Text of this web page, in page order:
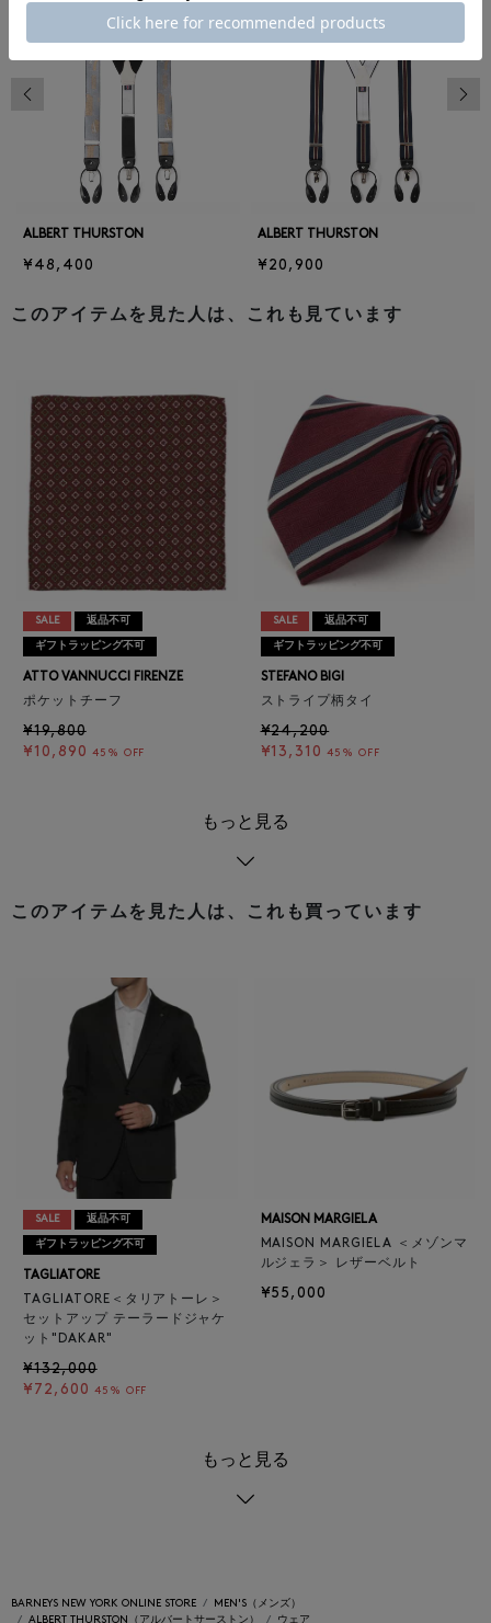
ALBERT THURSTON
¥48,400
ALBERT THURSTON
¥20,900
前の画像
このアイテムを見た人は、これも見ています
SALE 返品不可
ギフトラッピング不可
ATTO VANNUCCI FIRENZE
ポケットチーフ
¥19,800
¥10,890 45% OFF
SALE 返品不可
ギフトラッピング不可
STEFANO BIGI
ストライプ柄タイ
¥24,200
¥13,310 45% OFF
もっと見る
このアイテムを見た人は、これも買っています
SALE 返品不可
ギフトラッピング不可
TAGLIATORE
TAGLIATORE＜タリアトーレ＞
セットアップ テーラードジャケ
ット"DAKAR"
¥132,000
¥72,600 45% OFF
MAISON MARGIELA
MAISON MARGIELA ＜メゾンマ
ルジェラ＞ レザーベルト
¥55,000
もっと見る
BARNEYS NEW YORK ONLINE STORE
MEN'S（メンズ）
ALBERT THURSTON（アルバートサーストン）
ウェア